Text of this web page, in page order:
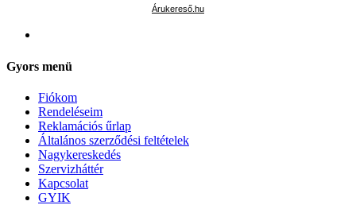
Árukereső.hu
Gyors menü
Fiókom
Rendeléseim
Reklamációs űrlap
Általános szerződési feltételek
Nagykereskedés
Szervizháttér
Kapcsolat
GYIK